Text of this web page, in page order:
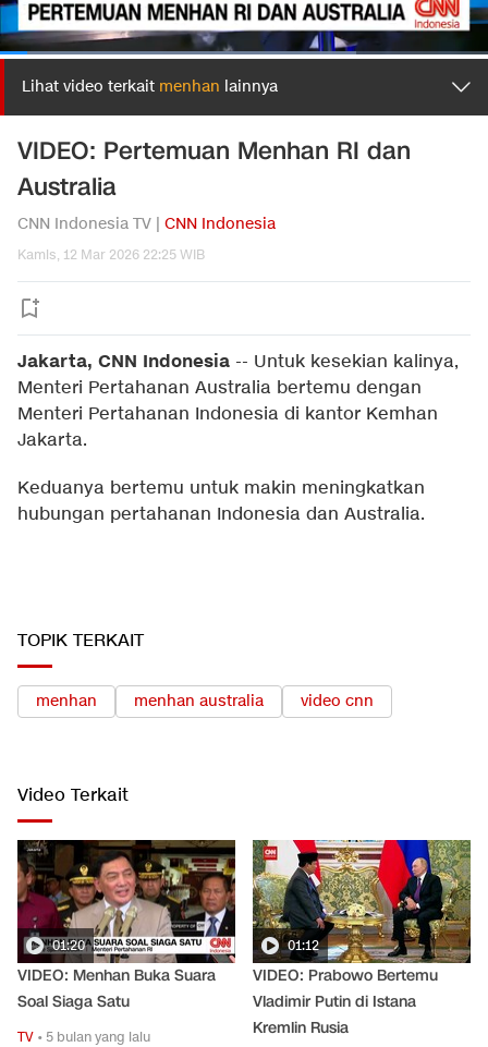
Lihat video terkait menhan lainnya
VIDEO: Pertemuan Menhan RI dan
Australia
CNN Indonesia TV | CNN Indonesia
Kamis, 12 Mar 2026 22:25 WIB
Jakarta, CNN Indonesia -- Untuk kesekian kalinya,
Menteri Pertahanan Australia bertemu dengan
Menteri Pertahanan Indonesia di kantor Kemhan
Jakarta.
Keduanya bertemu untuk makin meningkatkan
hubungan pertahanan Indonesia dan Australia.
TOPIK TERKAIT
menhan menhan australia video cnn
Video Terkait
01:20
VIDEO: Menhan Buka Suara
Soal Siaga Satu
TV • 5 bulan yang lalu
01:12
VIDEO: Prabowo Bertemu
Vladimir Putin di Istana
Kremlin Rusia